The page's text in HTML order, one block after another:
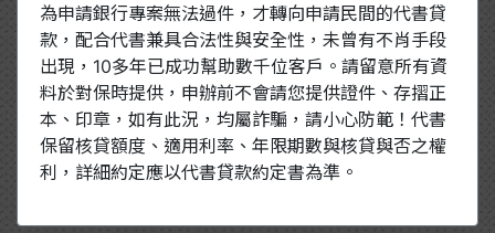
為申請銀行專案無法過件，才轉向申請民間的代書貸
款，配合代書兼具合法性與安全性，未曾有不肖手段
出現，10多年已成功幫助數千位客戶。請留意所有資
料於對保時提供，申辦前不會請您提供證件、存摺正
本、印章，如有此況，均屬詐騙，請小心防範！代書
保留核貸額度、適用利率、年限期數與核貸與否之權
利，詳細約定應以代書貸款約定書為準。